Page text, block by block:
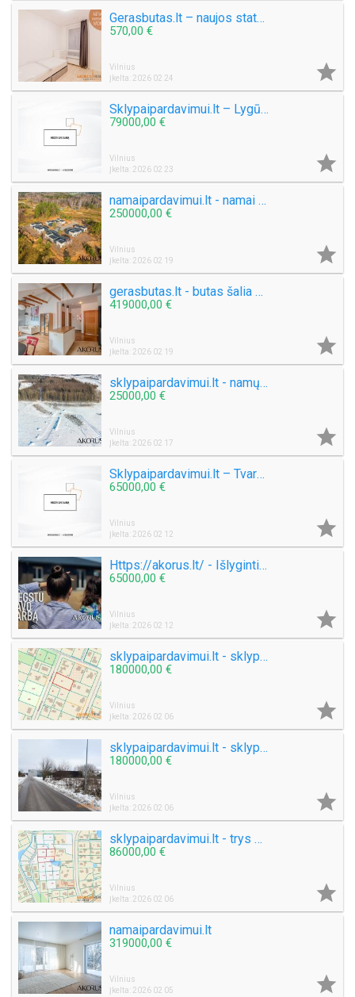
Gerasbutas.lt – naujos statybos ir naujai įrengtas butas
570,00 €
Vilnius
Įkelta: 2026 02 24

Sklypaipardavimui.lt – Lygūs sklypai arti miesto su asfaltuotu privažiavimu
79000,00 €
Vilnius
Įkelta: 2026 02 23

namaipardavimui.lt - namai Asiūklėje
250000,00 €
Vilnius
Įkelta: 2026 02 19

gerasbutas.lt - butas šalia Katedros
419000,00 €
Vilnius
Įkelta: 2026 02 19

sklypaipardavimui.lt - namų valdos sklypai
25000,00 €
Vilnius
Įkelta: 2026 02 17

Sklypaipardavimui.lt – Tvarkingi, lygūs sklypai arti miesto su asfaltuotu privažiavimu
65000,00 €
Vilnius
Įkelta: 2026 02 12

Https://akorus.lt/ - Išlyginti sklypai tylioje gyvenamųjų namų kaimynystėje
65000,00 €
Vilnius
Įkelta: 2026 02 12

sklypaipardavimui.lt - sklypas Kuprioniškėse
180000,00 €
Vilnius
Įkelta: 2026 02 06

sklypaipardavimui.lt - sklypas su miesto komunikacijomis
180000,00 €
Vilnius
Įkelta: 2026 02 06

sklypaipardavimui.lt - trys sklypai Galgiuose
86000,00 €
Vilnius
Įkelta: 2026 02 06

namaipardavimui.lt
319000,00 €
Vilnius
Įkelta: 2026 02 05
